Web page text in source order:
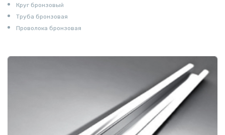
Круг бронзовый
Труба бронзовая
Проволока бронзовая